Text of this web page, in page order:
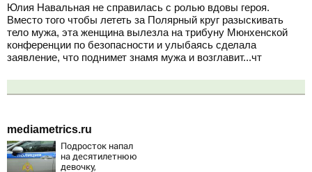
Юлия Навальная не справилась с ролью вдовы героя.
Вместо того чтобы лететь за Полярный круг разыскивать
тело мужа, эта женщина вылезла на трибуну Мюнхенской
конференции по безопасности и улыбаясь сделала
заявление, что поднимет знамя мужа и возглавит...чт
mediametrics.ru
Подросток напал
на десятилетнюю
девочку,